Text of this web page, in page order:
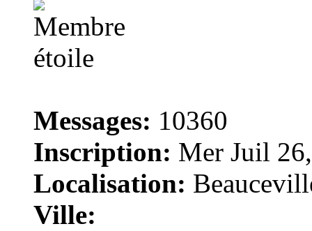
Messages: 10360
Inscription: Mer Juil
Localisation:
Ville: